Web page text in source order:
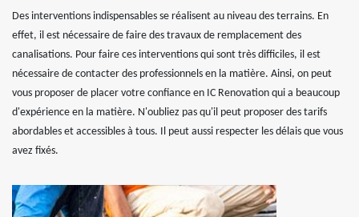
Des interventions indispensables se réalisent au niveau des terrains. En
effet, il est nécessaire de faire des travaux de remplacement des
canalisations. Pour faire ces interventions qui sont très difficiles, il est
nécessaire de contacter des professionnels en la matière. Ainsi, on peut
vous proposer de placer votre confiance en IC Renovation qui a beaucoup
d'expérience en la matière. N'oubliez pas qu'il peut proposer des tarifs
abordables et accessibles à tous. Il peut aussi respecter les délais que vous
avez fixés.